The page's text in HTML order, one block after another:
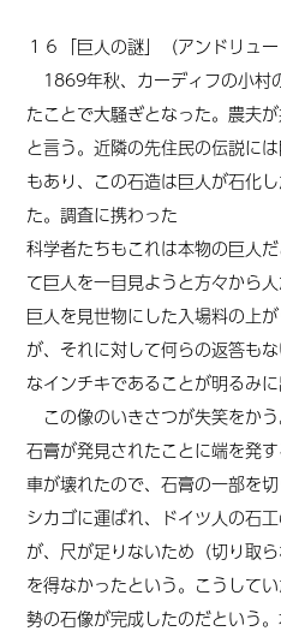
１６「巨人の謎」（アンドリュ
1869年秋、カーディフの小村
たことで大騒ぎとなった。農夫
と言う。近隣の先住民の伝説に
もあり、この石造は巨人が石化
た。調査に携わった
科学者たちもこれは本物の巨人
て巨人を一目見ようと方々から
巨人を見世物にした入場料の上
が、それに対して何らの返答も
なインチキであることが明るみに
この像のいきさつが失笑をか
石膏が発見されたことに端を発
車が壊れたので、石膏の一部を
シカゴに運ばれ、ドイツ人の石
が、尺が足りないため（切り取
を得なかったという。こうして
勢の石像が完成したのだという